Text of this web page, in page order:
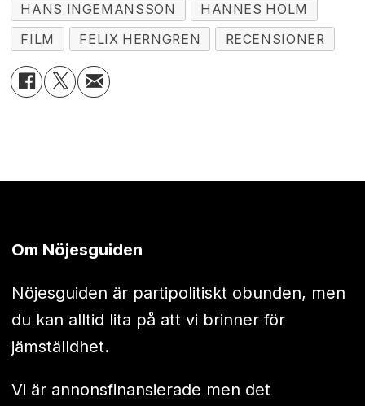
HANS INGEMANSSON
HANNES HOLM
FILM
FELIX HERNGREN RECENSIONER
Om Nöjesguiden
Nöjesguiden är partipolitiskt obunden, men
du kan alltid lita på att vi brinner för
jämställdhet.
Vi är annonsfinansierade men det